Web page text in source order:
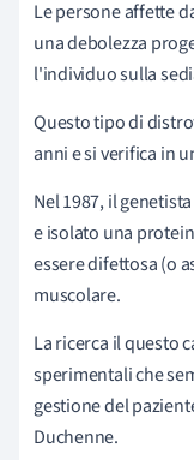
Le persone affette
una debolezza
l'individuo sulla
Questo tipo di
anni e si verifica in
Nel 1987, il
e isolato una
essere difettosa (o
muscolare.
La ricerca il questo
sperimentali che
gestione del
Duchenne.